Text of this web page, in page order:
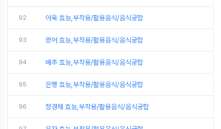
92 아욱 효능,부작용/활용음식/음식궁합
93 광어 효능,부작용/활용음식/음식궁합
94 배추 효능,부작용/활용음식/음식궁합
95 은행 효능,부작용/활용음식/음식궁합
96 청경채 효능,부작용/활용음식/음식궁합